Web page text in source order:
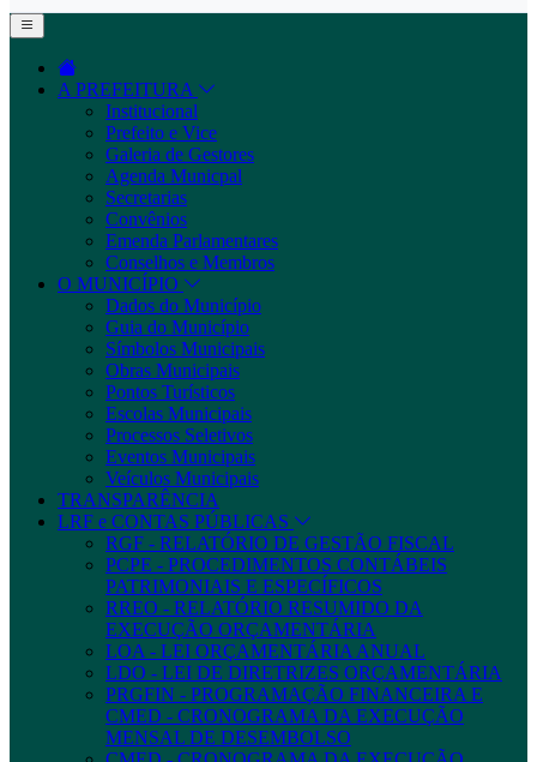
A PREFEITURA
Institucional
Prefeito e Vice
Galeria de Gestores
Agenda Municpal
Secretarias
Convênios
Emenda Parlamentares
Conselhos e Membros
O MUNICÍPIO
Dados do Município
Guia do Município
Símbolos Municipais
Obras Municipais
Pontos Turísticos
Escolas Municipais
Processos Seletivos
Eventos Municipais
Veículos Municipais
TRANSPARÊNCIA
LRF e CONTAS PÚBLICAS
RGF - RELATÓRIO DE GESTÃO FISCAL
PCPE - PROCEDIMENTOS CONTÁBEIS
PATRIMONIAIS E ESPECÍFICOS
RREO - RELATÓRIO RESUMIDO DA
EXECUÇÃO ORÇAMENTÁRIA
LOA - LEI ORÇAMENTÁRIA ANUAL
LDO - LEI DE DIRETRIZES ORÇAMENTÁRIA
PRGFIN - PROGRAMAÇÃO FINANCEIRA E
CMED - CRONOGRAMA DA EXECUÇÃO
MENSAL DE DESEMBOLSO